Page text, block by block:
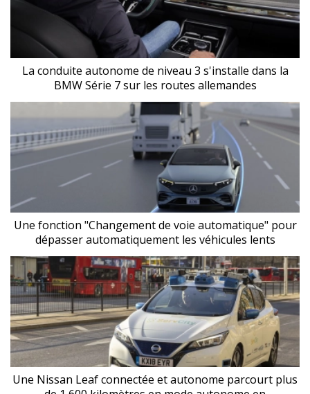
La conduite autonome de niveau 3 s'installe dans la
BMW Série 7 sur les routes allemandes
Une fonction "Changement de voie automatique" pour
dépasser automatiquement les véhicules lents
Une Nissan Leaf connectée et autonome parcourt plus